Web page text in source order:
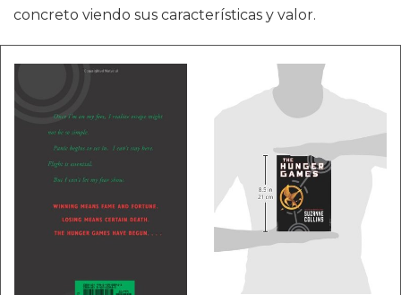
concreto viendo sus características y valor.